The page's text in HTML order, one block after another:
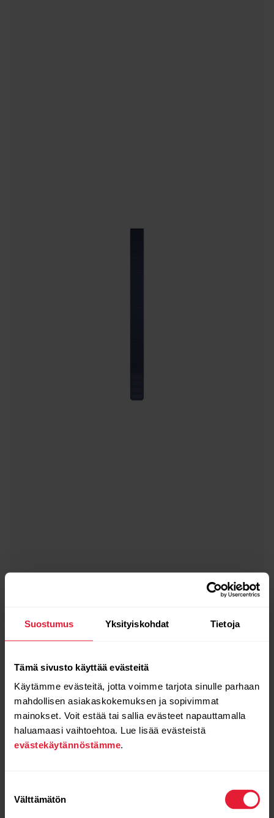
Suostumus Yksityiskohdat Tietoja
Tämä sivusto käyttää evästeitä
Käytämme evästeitä, jotta voimme tarjota sinulle parhaan
mahdollisen asiakaskokemuksen ja sopivimmat
mainokset. Voit estää tai sallia evästeet napauttamalla
haluamaasi vaihtoehtoa. Lue lisää evästeistä
evästekäytännöstämme.
valinta
Välttämätön